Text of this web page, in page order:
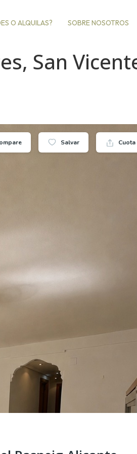
O ALQUILAS? SOBRE NOSOTROS
San
Salvar Cuota